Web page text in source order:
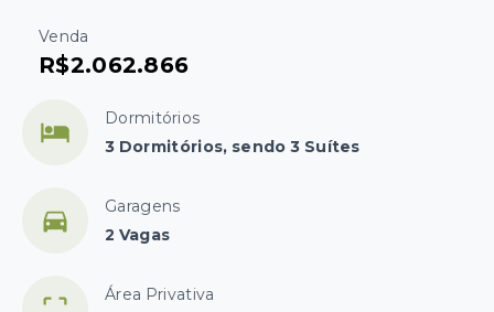
Venda
R$2.062.866
Dormitórios
3 Dormitórios, sendo 3 Suítes
Garagens
2 Vagas
Área Privativa